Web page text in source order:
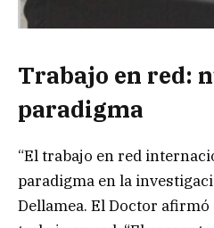
Trabajo en red:
paradigma
“El trabajo en red
paradigma en la
Dellamea. El Doctor